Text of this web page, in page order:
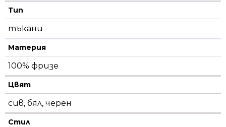
Тип
тъкани
Материя
100% фризе
Цвят
сив, бял, черен
Стил